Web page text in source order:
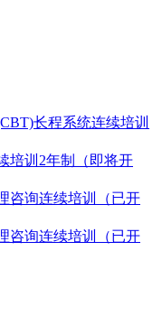
长程系统连续培训
培训2年制（即将开
咨询连续培训（已开
咨询连续培训（已开